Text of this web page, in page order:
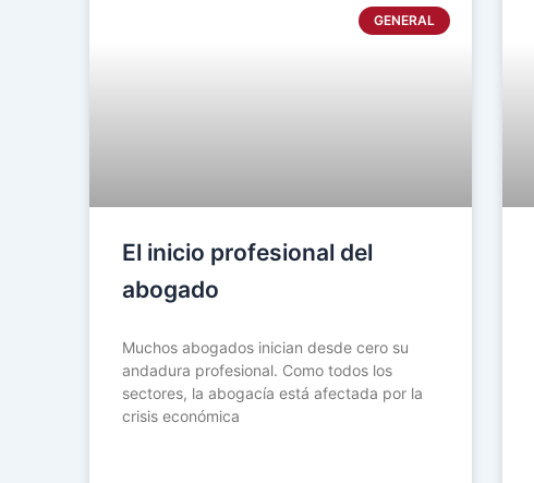
GENERAL
El inicio profesional del
abogado
Muchos abogados inician desde cero su
andadura profesional. Como todos los
sectores, la abogacía está afectada por la
crisis económica